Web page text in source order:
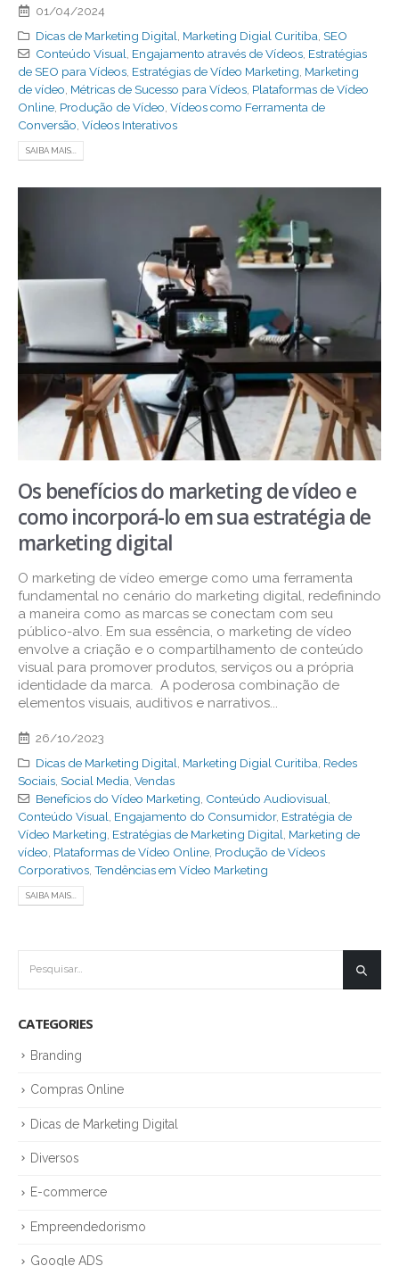
01/04/2024
Dicas de Marketing Digital Marketing Digial Curitiba SEO
Conteúdo Visual Engajamento através de Vídeos, Estratégias
de SEO para Vídeos Estratégias de Vídeo Marketing Marketing
de vídeo Métricas de Sucesso para Vídeos Plataformas de Vídeo
Online Produção de Vídeo Vídeos como Ferramenta de
Conversão Vídeos Interativos
SAIBA MAIS...
Os benefícios do marketing de vídeo e
como incorporá-lo em sua estratégia de
marketing digital
O marketing de vídeo emerge como uma ferramenta
fundamental no cenário do marketing digital, redefinindo
a maneira como as marcas se conectam com seu
público-alvo. Em sua essência, o marketing de vídeo
envolve a criação e o compartilhamento de conteúdo
visual para promover produtos, serviços ou a própria
identidade da marca. A poderosa combinação de
elementos visuais, auditivos e narrativos...
26/10/2023
Dicas de Marketing Digital Marketing Digial Curitiba Redes
Sociais Social Media Vendas
Benefícios do Vídeo Marketing Conteúdo Audiovisual
Conteúdo Visual Engajamento do Consumidor, Estratégia de
Vídeo Marketing Estratégias de Marketing Digital Marketing de
vídeo Plataformas de Vídeo Online Produção de Vídeos
Corporativos Tendências em Vídeo Marketing
SAIBA MAIS...
CATEGORIES
Branding
Compras Online
Dicas de Marketing Digital
Diversos
E-commerce
Empreendedorismo
Google ADS